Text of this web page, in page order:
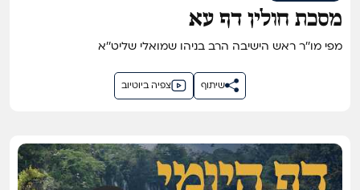
מסכת חולין דף עא
מפי מו''ר ראש הישיבה הרב בניהו שמואלי שליט''א
צפיה ביוטיוב שיתוף